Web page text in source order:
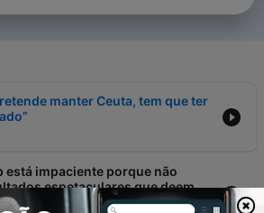
manter Ceuta, tem que ter
está impaciente porque não
espetaculares que deem